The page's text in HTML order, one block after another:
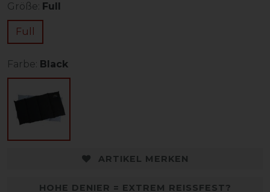
Größe: Full
Full
Farbe: Black
ARTIKEL MERKEN
HOHE DENIER = EXTREM REISSFEST?